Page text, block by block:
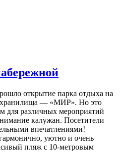
открытие парка отдыха на
— «МИР». Но это
для различных мероприятий
калужан. Посетители
впечатлениями!
уютно и очень
пляж с 10-метровым